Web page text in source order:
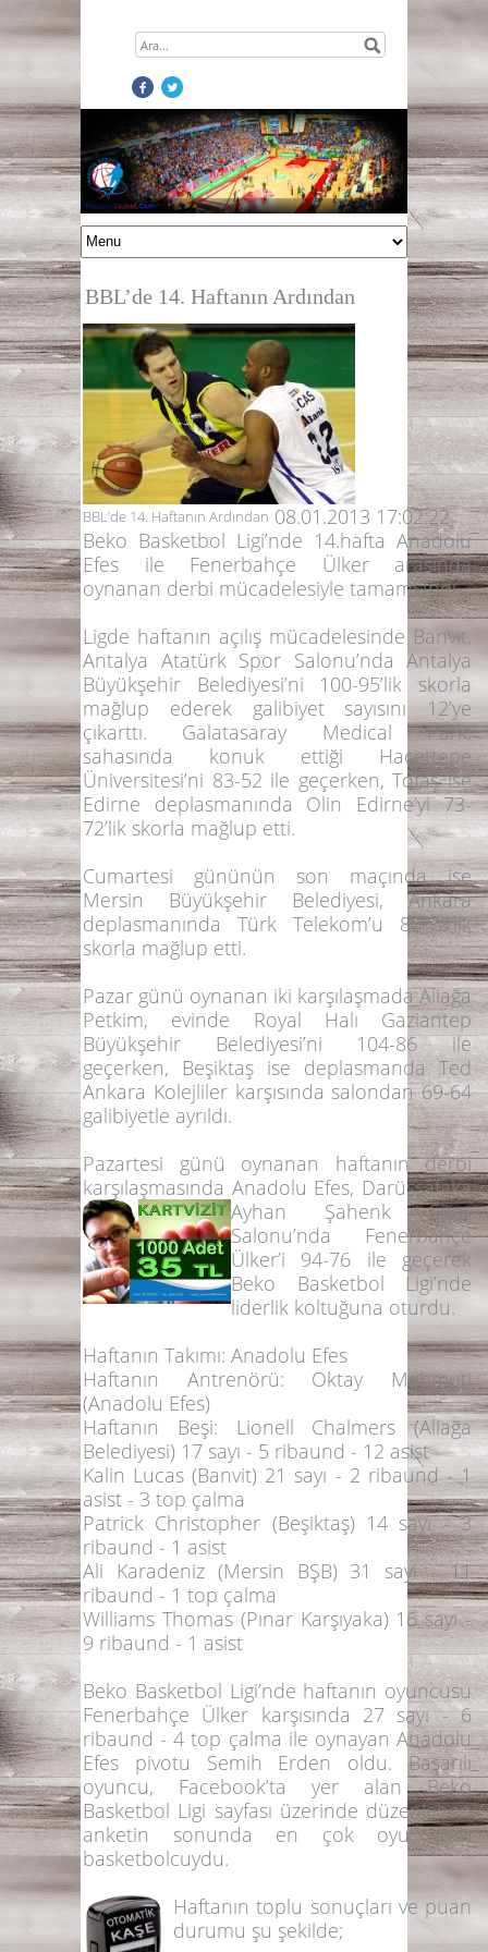
BBL’de 14. Haftanın Ardından
BBL’de 14. Haftanın Ardından 08.01.2013 17:02:22
Beko Basketbol Ligi’nde 14.hafta Anadolu
Efes ile Fenerbahçe Ülkerarasında
oynanan derbi mücadelesiyle tamamlandı.
Ligde haftanın açılış mücadelesinde Banvit,
Antalya Atatürk Spor Salonu’nda Antalya
Büyükşehir Belediyesi’ni 100-95’lik skorla
mağlup ederek galibiyet sayısını 12’ye
çıkarttı. Galatasaray Medical Park,
sahasında konuk ettiği Hacettepe
Üniversitesi’ni 83-52 ile geçerken,Tofaşise
Edirne deplasmanında Olin Edirne’yi73-
72’lik skorla mağlup etti.
Cumartesi gününün son maçında ise
Mersin Büyükşehir Belediyesi, Ankara
deplasmanında Türk Telekom’u 80-78’lik
skorla mağlup etti.
Pazar günü oynanan iki karşılaşmadaAliağa
Petkim, evinde Royal Halı Gaziantep
Büyükşehir Belediyesi’ni 104-86ile
geçerken, Beşiktaş ise deplasmanda Ted
Ankara Kolejlilerkarşısında salondan69-64
galibiyetle ayrıldı.
Pazartesi günü oynanan haftanın derbi
karşılaşmasında Anadolu Efes, Darüşşafaka
Ayhan Şahenk Spor
Salonu’nda Fenerbahçe
Ülker’i 94-76 ile geçerek
Beko Basketbol Ligi’nde
liderlik koltuğuna oturdu.
Haftanın Takımı: Anadolu Efes
Haftanın Antrenörü: Oktay Mahmuti
(Anadolu Efes)
Haftanın Beşi: Lionell Chalmers (Aliağa
Belediyesi) 17 sayı - 5 ribaund - 12 asist
Kalin Lucas (Banvit) 21 sayı - 2 ribaund - 1
asist - 3 top çalma
Patrick Christopher (Beşiktaş) 14 sayı - 3
ribaund - 1 asist
Ali Karadeniz (Mersin BŞB) 31 sayı - 11
ribaund - 1 top çalma
Williams Thomas (Pınar Karşıyaka) 16 sayı -
9 ribaund - 1 asist
Beko Basketbol Ligi’nde haftanın oyuncusu
Fenerbahçe Ülker karşısında 27 sayı - 6
ribaund - 4 top çalma ile oynayan Anadolu
Efes pivotu Semih Erden
oldu. Başarılı
oyuncu, Facebook’ta yer alan Beko
Basketbol Ligi sayfası üzerinde düzenlenen
anketin sonunda en çok oyu alan
basketbolcuydu.
Haftanın toplu sonuçları ve puan
durumu şu şekilde;